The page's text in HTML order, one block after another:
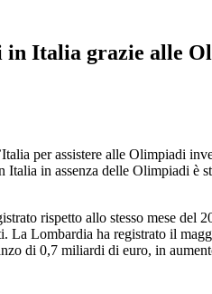
Italia grazie alle
per assistere alle Olimpiadi
in assenza delle Olimpiadi
rispetto allo stesso mese
La Lombardia ha registrato il
di 0,7 miliardi di euro, in